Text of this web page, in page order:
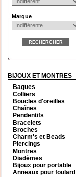
Marque
RECHERCHER
BIJOUX ET MONTRES
Bagues
Colliers
Boucles d'oreilles
Chaînes
Pendentifs
Bracelets
Broches
Charm's et Beads
Piercings
Montres
Diadèmes
Bijoux pour portable
Anneaux pour foulard